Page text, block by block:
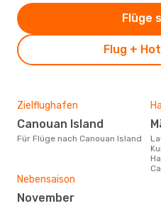
Flug +
Flüge
Zielflughafen
Canouan Island
Für Flüge nach Canouan Island
Laut Suchanfragen unserer
Nebensaison
November